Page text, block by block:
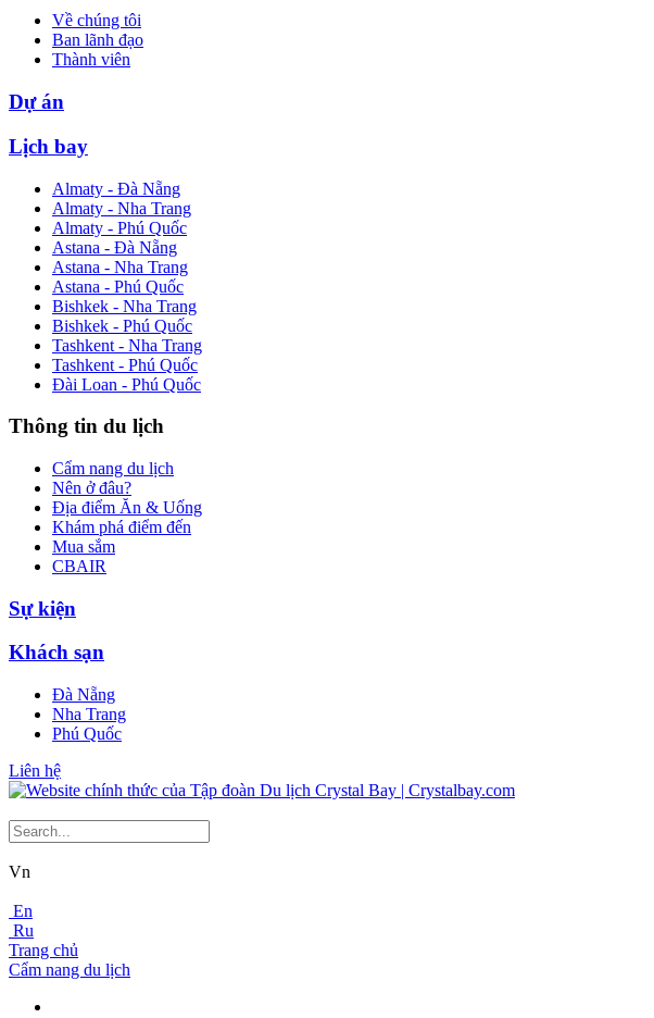
Về chúng tôi
Ban lãnh đạo
Thành viên
Dự án
Lịch bay
Almaty - Đà Nẵng
Almaty - Nha Trang
Almaty - Phú Quốc
Astana - Đà Nẵng
Astana - Nha Trang
Astana - Phú Quốc
Bishkek - Nha Trang
Bishkek - Phú Quốc
Tashkent - Nha Trang
Tashkent - Phú Quốc
Đài Loan - Phú Quốc
Thông tin du lịch
Cẩm nang du lịch
Nên ở đâu?
Địa điểm Ăn & Uống
Khám phá điểm đến
Mua sắm
CBAIR
Sự kiện
Khách sạn
Đà Nẵng
Nha Trang
Phú Quốc
Liên hệ
Vn
En
Ru
Trang chủ
Cẩm nang du lịch